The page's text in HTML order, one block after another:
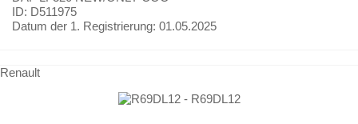
ID: D511975
Datum der 1. Registrierung: 01.05.2025
Renault